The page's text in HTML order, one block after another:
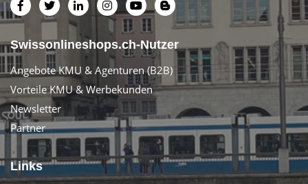
Swissonlineshops.ch-Nutzer
Angebote KMU & Agenturen (B2B)
Vorteile KMU & Werbekunden
Newsletter
Partner
Links